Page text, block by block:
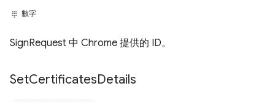
數字
SignRequest 中 Chrome 提供的 ID。
SetCertificatesDetails